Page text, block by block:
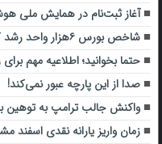
آغاز ثبت‌نام در همایش ملی
شاخص بورس ۶هزار واحد رشد کرد
حتما بخوانید؛ اطلاعیه مهم برای
صدا از این پارچه عبور نمی‌کند!
واکنش جالب ترامپ به توهین
زمان واریز یارانه نقدی